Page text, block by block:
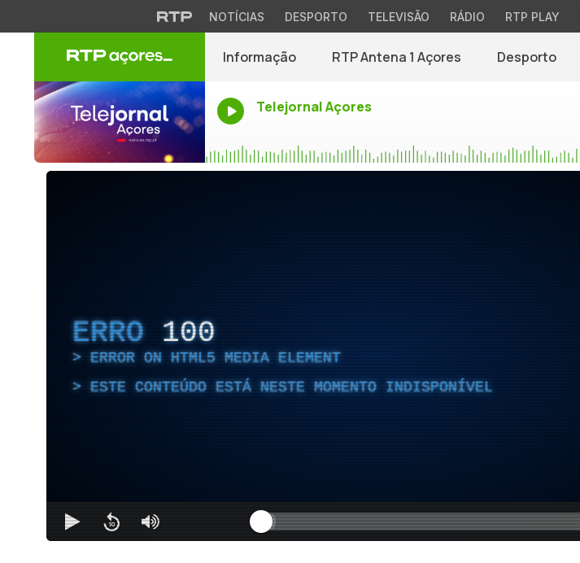
NOTÍCIAS DESPORTO TELEVISÃO RÁDIO RTP PLAY
Informação RTP Antena 1 Açores Desporto
Telejornal Açores
ERRO 100
ERROR ON HTML5 MEDIA ELEMENT
ESTE CONTEÚDO ESTÁ NESTE MOMENTO INDISPONÍVEL